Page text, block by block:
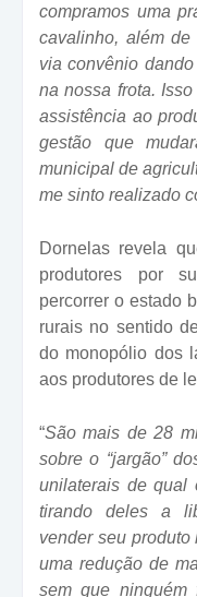
compramos uma
cavalinho, além de
via convênio
na nossa frota.
assistência ao
gestão que
municipal de
me sinto realizado
Dornelas revela
produtores por
percorrer o estado
rurais no sentido
do monopólio dos
aos produtores de
“São mais de 28
sobre o “jargão”
unilaterais de
tirando deles a
vender seu produto
uma redução de
sem que ninguém